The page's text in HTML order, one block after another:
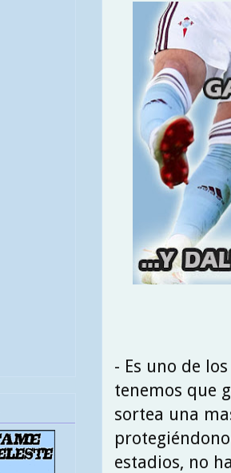
- Es uno de
tenemos que
sortea una
estadios, no